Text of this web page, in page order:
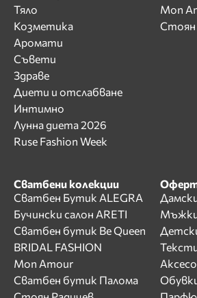
Тяло
Козметика
Аромати
Съвети
Здраве
Диети и отслабване
Интимно
Лунна диета 2026
Ruse Fashion Week
Mon
Стоян
Сватбени колекции
Сватбен Бутик ALEGRA
Бучински салон ARETI
Сватбен бутик Be Queen
BRIDAL FASHION
Mon Amour
Сватбен бутик Палома
Мъжки